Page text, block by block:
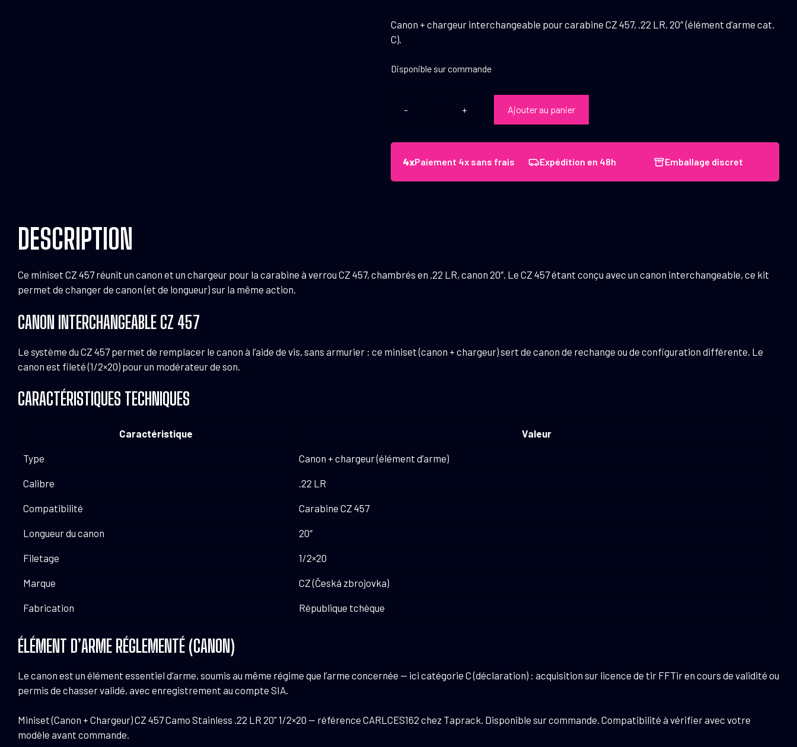
Canon + chargeur interchangeable pour carabine CZ 457, .22 LR, 20″ (élément d’arme cat.
C).
Disponible sur commande
Miniset
(Canon
LR
Ajouter au panier
Paiement 4x sans frais Expédition en 48h Emballage discret
DESCRIPTION
Ce miniset CZ 457 réunit un canon et un chargeur pour la carabine à verrou CZ 457, chambrés en .22 LR, canon 20″. Le CZ 457 étant conçu avec un canon interchangeable, ce kit
permet de changer de canon (et de longueur) sur la même action.
CANON INTERCHANGEABLE CZ 457
Le système du CZ 457 permet de remplacer le canon à l’aide de vis, sans armurier : ce miniset (canon + chargeur) sert de canon de rechange ou de configuration différente. Le
canon est fileté (1/2×20) pour un modérateur de son.
CARACTÉRISTIQUES TECHNIQUES
Caractéristique Valeur
Type Canon + chargeur (élément d’arme)
Calibre .22 LR
Compatibilité Carabine CZ 457
Longueur du canon 20″
Filetage 1/2×20
Marque CZ (Česká zbrojovka)
Fabrication République tchèque
ÉLÉMENT D’ARME RÉGLEMENTÉ (CANON)
Le canon est un élément essentiel d’arme, soumis au même régime que l’arme concernée — ici catégorie C (déclaration) : acquisition sur licence de tir FFTir en cours de validité ou
permis de chasser validé, avec enregistrement au compte SIA.
Miniset (Canon + Chargeur) CZ 457 Camo Stainless .22 LR 20" 1/2×20 — référence CARLCES162 chez Taprack. Disponible sur commande. Compatibilité à vérifier avec votre
modèle avant commande.